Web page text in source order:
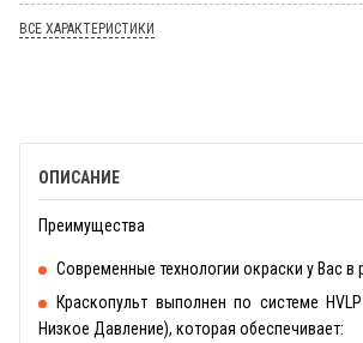
ВСЕ ХАРАКТЕРИСТИКИ
ОПИСАНИЕ
Преимущества
Современные технологии окраски у Вас в
Краскопульт выполнен по системе
Низкое Давление), которая обеспечивает: